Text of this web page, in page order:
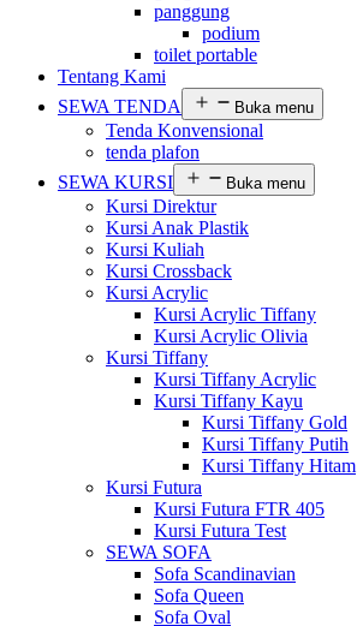
panggung
podium
toilet portable
Tentang Kami
SEWA TENDA
Buka menu
Tenda Konvensional
tenda plafon
SEWA KURSI
Buka menu
Kursi Direktur
Kursi Anak Plastik
Kursi Kuliah
Kursi Crossback
Kursi Acrylic
Kursi Acrylic Tiffany
Kursi Acrylic Olivia
Kursi Tiffany
Kursi Tiffany Acrylic
Kursi Tiffany Kayu
Kursi Tiffany Gold
Kursi Tiffany Putih
Kursi Tiffany Hitam
Kursi Futura
Kursi Futura FTR 405
Kursi Futura Test
SEWA SOFA
Sofa Scandinavian
Sofa Queen
Sofa Oval